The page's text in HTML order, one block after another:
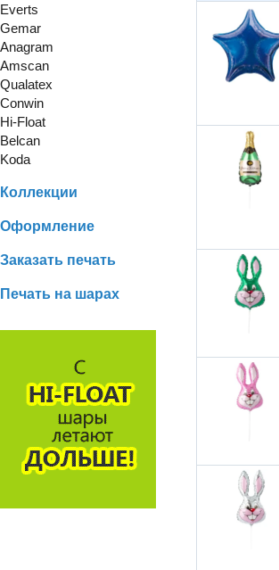
Everts
Gemar
Anagram
Amscan
Qualatex
Conwin
Hi-Float
Belcan
Koda
Коллекции
Оформление
Заказать печать
Печать на шарах